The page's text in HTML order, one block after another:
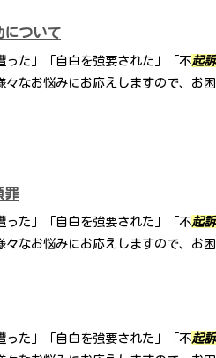
について
った」「自白を強要された」「不起訴
々なお悩みにお応えしますので、お
罪
った」「自白を強要された」「不起訴
々なお悩みにお応えしますので、お
った」「自白を強要された」「不起訴